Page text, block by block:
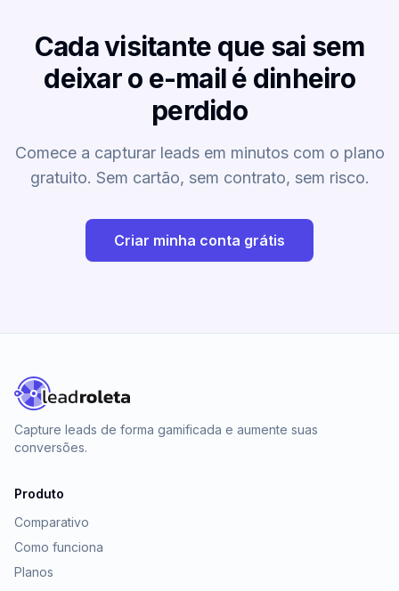
Cada visitante que sai sem
deixar o e-mail é dinheiro
perdido
Comece a capturar leads em minutos com o plano
gratuito. Sem cartão, sem contrato, sem risco.
Criar minha conta grátis
Capture leads de forma gamificada e aumente suas
conversões.
Produto
Comparativo
Como funciona
Planos